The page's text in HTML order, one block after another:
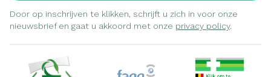
Door op inschrijven te klikken, schrijft u zich in voor onze
nieuwsbrief en gaat u akkoord met onze privacy policy.